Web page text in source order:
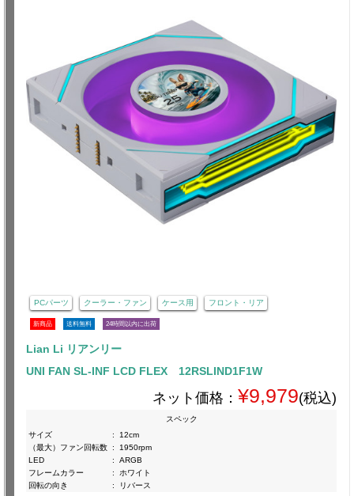
PCパーツ クーラー・ファン ケース用 フロント・リア
新商品 送料無料 24時間以内に出荷
Lian Li リアンリー
UNI FAN SL-INF LCD FLEX 12RSLIND1F1W
ネット価格： ¥9,979(税込)
スペック
サイズ
:
12cm
（最大）ファン回転数 :
1950rpm
LED
:
ARGB
フレームカラー
:
ホワイト
回転の向き
: リバース